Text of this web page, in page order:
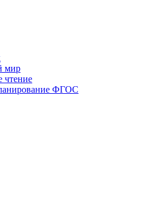
мир
чтение
ФГОС